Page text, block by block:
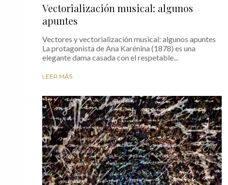
Vectorialización musical: algunos
apuntes
Vectores y vectorialización musical: algunos apuntes
La protagonista de Ana Karénina (1878) es una
elegante dama casada con el respetable...
LEER MÁS